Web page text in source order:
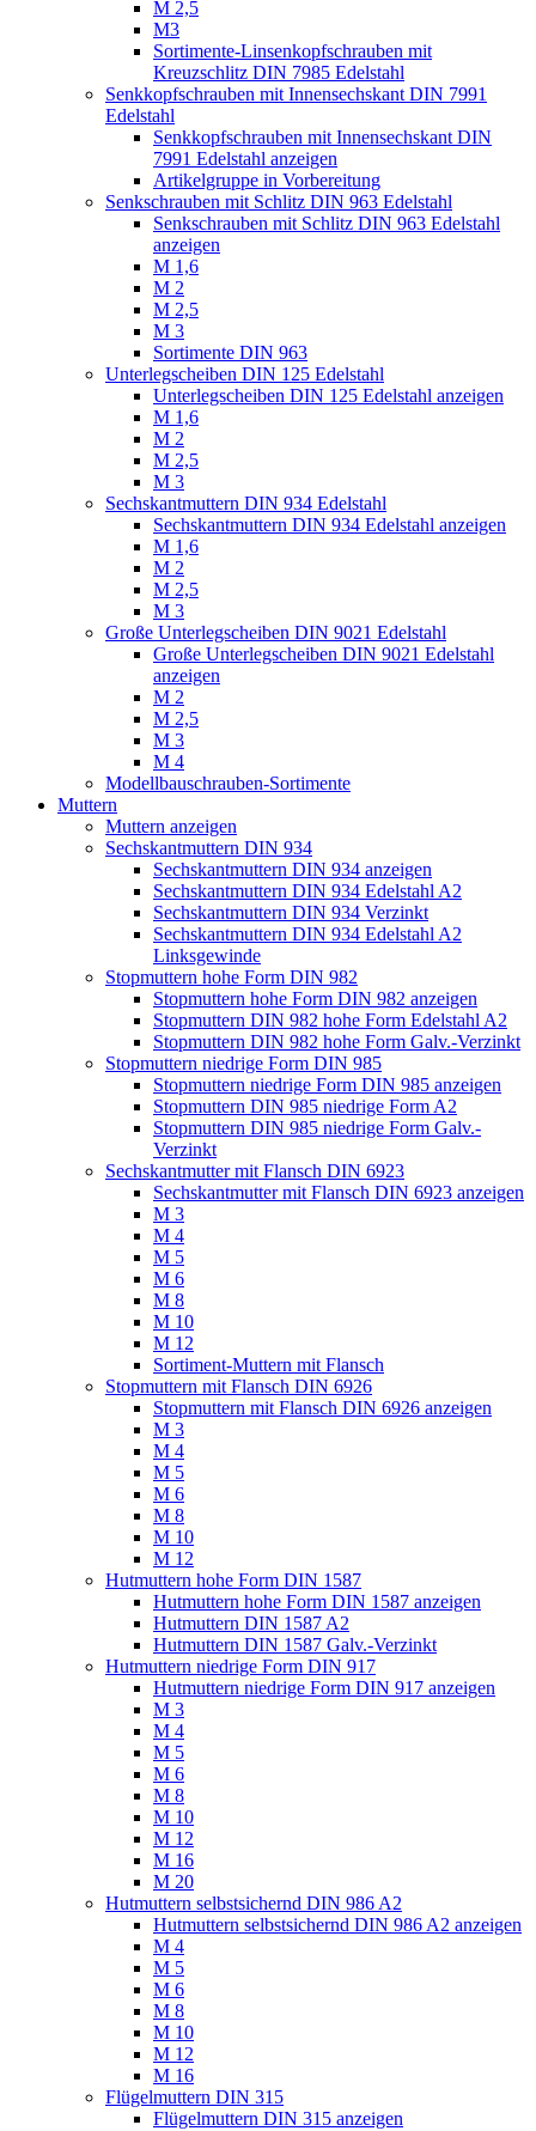
M 2,5
M3
Sortimente-Linsenkopfschrauben mit
Kreuzschlitz DIN 7985 Edelstahl
Senkkopfschrauben mit Innensechskant DIN 7991
Edelstahl
Senkkopfschrauben mit Innensechskant DIN
7991 Edelstahl anzeigen
Artikelgruppe in Vorbereitung
Senkschrauben mit Schlitz DIN 963 Edelstahl
Senkschrauben mit Schlitz DIN 963 Edelstahl
anzeigen
M 1,6
M 2
M 2,5
M 3
Sortimente DIN 963
Unterlegscheiben DIN 125 Edelstahl
Unterlegscheiben DIN 125 Edelstahl anzeigen
M 1,6
M 2
M 2,5
M 3
Sechskantmuttern DIN 934 Edelstahl
Sechskantmuttern DIN 934 Edelstahl anzeigen
M 1,6
M 2
M 2,5
M 3
Große Unterlegscheiben DIN 9021 Edelstahl
Große Unterlegscheiben DIN 9021 Edelstahl
anzeigen
M 2
M 2,5
M 3
M 4
Modellbauschrauben-Sortimente
Muttern
Muttern anzeigen
Sechskantmuttern DIN 934
Sechskantmuttern DIN 934 anzeigen
Sechskantmuttern DIN 934 Edelstahl A2
Sechskantmuttern DIN 934 Verzinkt
Sechskantmuttern DIN 934 Edelstahl A2
Linksgewinde
Stopmuttern hohe Form DIN 982
Stopmuttern hohe Form DIN 982 anzeigen
Stopmuttern DIN 982 hohe Form Edelstahl A2
Stopmuttern DIN 982 hohe Form Galv.-Verzinkt
Stopmuttern niedrige Form DIN 985
Stopmuttern niedrige Form DIN 985 anzeigen
Stopmuttern DIN 985 niedrige Form A2
Stopmuttern DIN 985 niedrige Form Galv.-
Verzinkt
Sechskantmutter mit Flansch DIN 6923
Sechskantmutter mit Flansch DIN 6923 anzeigen
M 3
M 4
M 5
M 6
M 8
M 10
M 12
Sortiment-Muttern mit Flansch
Stopmuttern mit Flansch DIN 6926
Stopmuttern mit Flansch DIN 6926 anzeigen
M 3
M 4
M 5
M 6
M 8
M 10
M 12
Hutmuttern hohe Form DIN 1587
Hutmuttern hohe Form DIN 1587 anzeigen
Hutmuttern DIN 1587 A2
Hutmuttern DIN 1587 Galv.-Verzinkt
Hutmuttern niedrige Form DIN 917
Hutmuttern niedrige Form DIN 917 anzeigen
M 3
M 4
M 5
M 6
M 8
M 10
M 12
M 16
M 20
Hutmuttern selbstsichernd DIN 986 A2
Hutmuttern selbstsichernd DIN 986 A2 anzeigen
M 4
M 5
M 6
M 8
M 10
M 12
M 16
Flügelmuttern DIN 315
Flügelmuttern DIN 315 anzeigen